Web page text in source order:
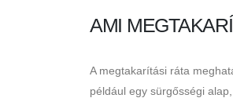
AMI
A megtakarítási ráta
például egy sürgősségi